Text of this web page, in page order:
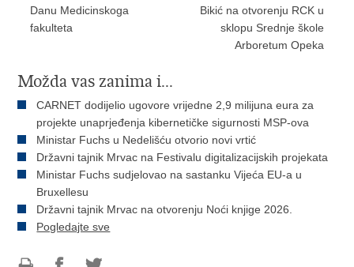
Danu Medicinskoga
fakulteta
Bikić na otvorenju RCK u
sklopu Srednje škole
Arboretum Opeka
Možda vas zanima i...
CARNET dodijelio ugovore vrijedne 2,9 milijuna eura za
projekte unaprjeđenja kibernetičke sigurnosti MSP-ova
Ministar Fuchs u Nedelišću otvorio novi vrtić
Državni tajnik Mrvac na Festivalu digitalizacijskih projekata
Ministar Fuchs sudjelovao na sastanku Vijeća EU-a u
Bruxellesu
Državni tajnik Mrvac na otvorenju Noći knjige 2026.
Pogledajte sve